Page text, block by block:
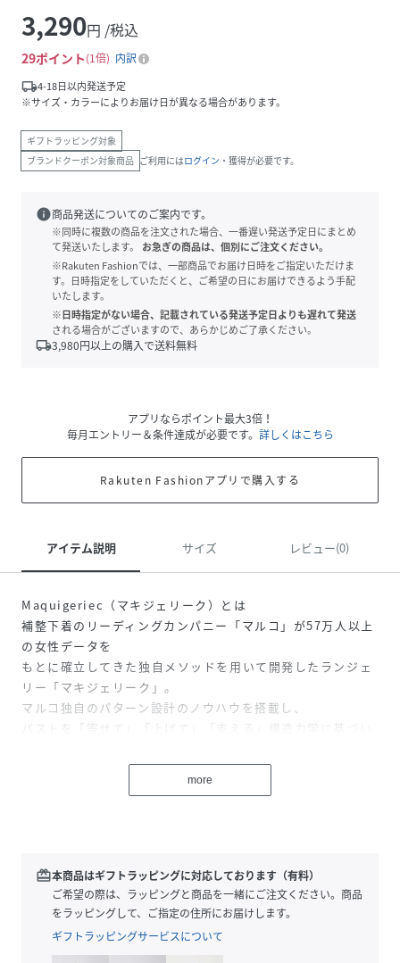
3,290円 /税込
29ポイント 1倍
内訳
local_shipping4-18日以内発送予定
※サイズ・カラーによりお届け日が異なる場合があります。
ギフトラッピング対象
ブランドクーポン対象商品 ご利用にはログイン ・獲得が必要です。
info商品発送についてのご案内です。
※同時に複数の商品を注文された場合、一番遅い発送予定日にまとめ
て発送いたします。
お急ぎの商品は、個別にご注文ください。
※Rakuten Fashionでは、一部商品でお届け日時をご指定いただけま
す。日時指定をしていただくと、ご希望の日にお届けできるよう手配
いたします。
※日時指定がない場合、記載されている発送予定日よりも遅れて発送
される場合がございますので、あらかじめご了承ください。
local_shipping3,980円以上の購入で送料無料
アプリならポイント最大3倍！
毎月エントリー＆条件達成が必要です。 詳しくはこちら
Rakuten Fashionアプリで購入する
アイテム説明 サイズ レビュー(0)
Maquigeriec（マキジェリーク）とは
補整下着のリーディングカンパニー「マルコ」が57万人以上
の女性データを
もとに確立してきた独自メソッドを用いて開発したランジェ
リー「マキジェリーク」。
マルコ独自のパターン設計のノウハウを搭載し、
バストを「寄せて」「上げて」「支える」構造力学に基づい
◆可愛く浅ばきなのにくい込みにくい「くい込みにくいレー
中心部は裏に綿天竺を入れ、肌触りよく、透け対策もバッチ
【Point2】くい込みにくく、優しくフィット
ウエストはソフトなゴムでゆったり仕様。
more
redeem本商品はギフトラッピングに対応しております（有料）
ご希望の際は、ラッピングと商品を一緒にご注文ください。商品
をラッピングして、ご指定の住所にお届けします。
ギフトラッピングサービスについて